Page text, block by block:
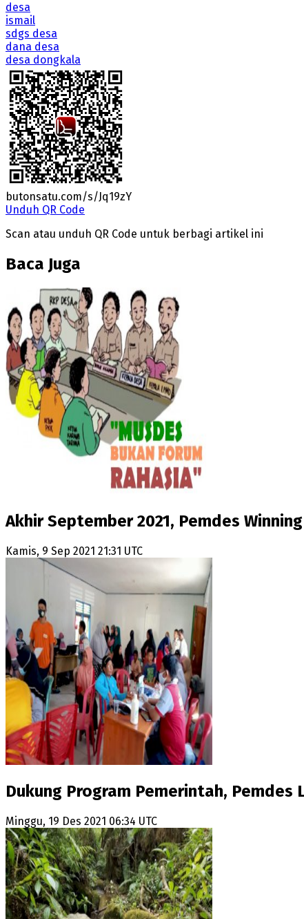
desa
ismail
sdgs desa
dana desa
desa dongkala
butonsatu.com/s/Jq19zY
Unduh QR Code
Scan atau unduh QR Code untuk berbagi artikel ini
Baca Juga
Akhir September 2021, Pemdes
Kamis, 9 Sep 2021 21:31 UTC
Dukung Program Pemerintah, Pemdes
Minggu, 19 Des 2021 06:34 UTC